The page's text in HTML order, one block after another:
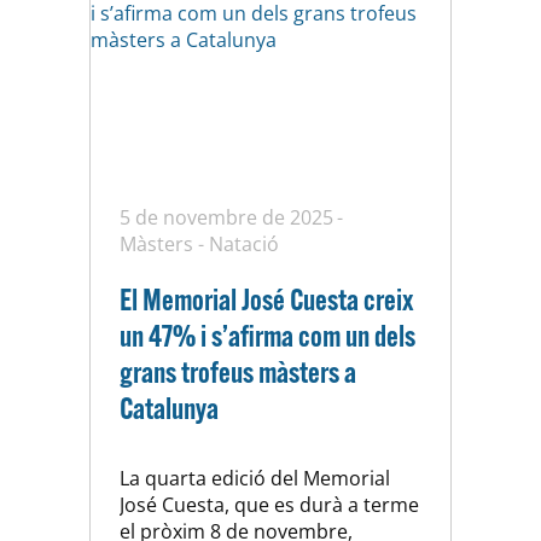
5 de novembre de 2025
Màsters - Natació
El Memorial José Cuesta creix
un 47% i s’afirma com un dels
grans trofeus màsters a
Catalunya
La quarta edició del Memorial
José Cuesta, que es durà a terme
el pròxim 8 de novembre,